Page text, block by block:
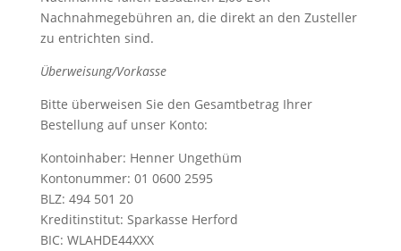
Nachnahmegebühren an, die direkt an den Zusteller
zu entrichten sind.
Überweisung/Vorkasse
Bitte überweisen Sie den Gesamtbetrag Ihrer
Bestellung auf unser Konto:
Kontoinhaber: Henner Ungethüm
Kontonummer: 01 0600 2595
BLZ: 494 501 20
Kreditinstitut: Sparkasse Herford
BIC: WLAHDE44XXX